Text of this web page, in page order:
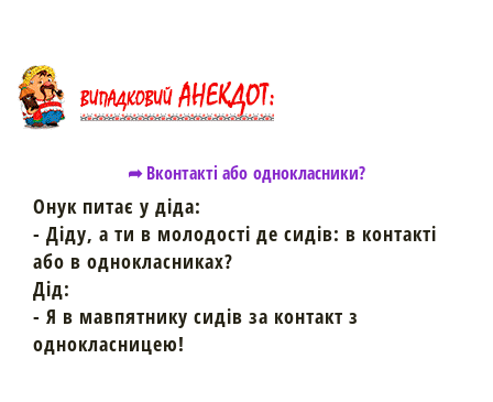
➦ Вконтакті або однокласники?
Онук питає у діда:
- Діду, а ти в молодості де сидів: в контакті
або в однокласниках?
Дід:
- Я в мавпятнику сидів за контакт з
однокласницею!